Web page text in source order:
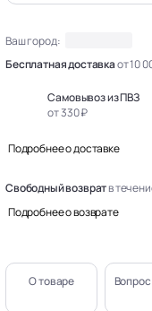
Ваш город:
Бесплатная доставкаот 10
Самовывоз из ПВЗ
от 330 ₽
Подробнее о доставке
Свободный возвратв
Подробнее о возврате
О товаре